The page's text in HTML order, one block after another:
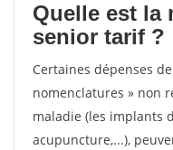
Quelle est la
senior tarif ?
Certaines dépenses
nomenclatures » non
maladie (les implants
acupuncture,...),